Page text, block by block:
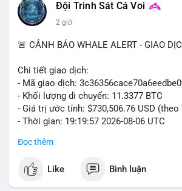
Lời khuyên quản trị vốn: Khối lượng lệnh
sau khi vào lệnh để bảo vệ tài khoản
#shortavax #avax6450 #bearishavax
Đội Trinh Sát Cá Voi
2 giờ
🚨 CẢNH BÁO WHALE ALERT - GIAO
Chi tiết giao dịch:
- Mã giao dịch:
- Khối lượng di chuyển: 11.3377 BTC
- Giá trị ước tính: $730,506.76 USD (theo
- Thời gian: 19:19:57 2026-08-06 UTC
Giao dịch 11.3377 BTC trị giá hơn 730
phải dòng tiền tổ chức khổng lồ. Hành
phản ánh hai kịch bản: hoặc cá voi
Đọc thêm
Like Bình luận